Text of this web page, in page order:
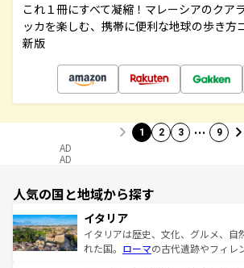
これ１冊にすべて凝縮！マレーシアのクア
ッカを楽しむ、携帯に便利な地球の歩き方
新版
1 2 3 … 9
AD
AD
人気の国と地域から探す
イタリア
イタリアは歴史、文化、グルメ、自
れた国。 ローマの古代遺跡やフィレ